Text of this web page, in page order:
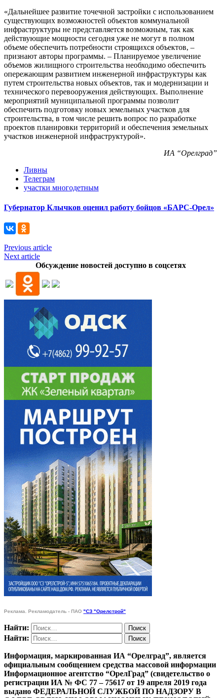
«Дальнейшее развитие точечной застройки с использованием
существующих возможностей объектов коммунальной
инфраструктуры не представляется возможным, так как
действующие мощности сегодня уже не могут в полном
объеме обеспечить потребности строящихся объектов, –
признают авторы программы. – Планируемое увеличение
объемов жилищного строительства необходимо обеспечить
опережающим развитием инженерной инфраструктуры как
путем строительства новых объектов, так и модернизации и
технического перевооружения действующих. Выполнение
мероприятий муниципальной программы позволит
обеспечить подготовку новых земельных участков для
строительства, в том числе решить вопрос по разработке
проектов планировки территорий и обеспечения земельных
участков инженерной инфраструктурой».
ИА “Орелград”
Ливны
Телеграм
участки многодетным
Губернатор Клычков оценил работу бойцов «БАРС-Орел»
Previous article
Next article
Обсуждение новостей доступно в соцсетях
Реклама. Рекламодатель - ПАО "СЗ "Орелстрой"
Найти:
Найти:
Информация, маркированная ИА “Орелград”, является
официальным сообщением средства массовой информации
Информационное агентство “ОрелГрад” (свидетельство о
регистрации ИА № ФС 77 – 75617 от 19 апреля 2019 года
выдано ФЕДЕРАЛЬНОЙ СЛУЖБОЙ ПО НАДЗОРУ В